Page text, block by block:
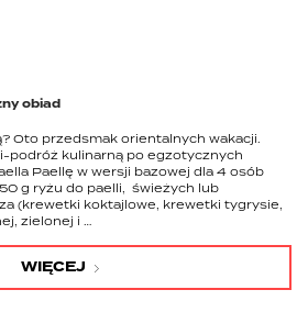
obiad
Oto przedsmak orientalnych wakacji.
podróż kulinarną po egzotycznych
Paellę w wersji bazowej dla 4 osób
g ryżu do paelli, świeżych lub
(krewetki koktajlowe, krewetki tygrysie,
zielonej i …
WIĘCEJ